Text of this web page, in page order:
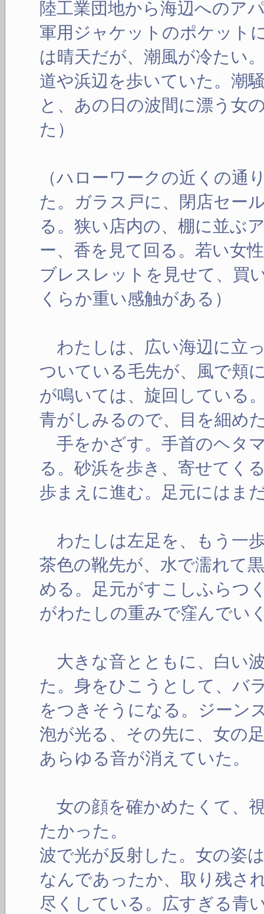
陸工業団地から海辺へのア
軍用ジャケットのポケット
は晴天だが、潮風が冷たい
道や浜辺を歩いていた。潮
と、あの日の波間に漂う女
た）
（ハローワークの近くの通
た。ガラス戸に、閉店セー
る。狭い店内の、棚に並ぶ
ー、香を見て回る。若い女
ブレスレットを見せて、買
くらか重い感触がある）
わたしは、広い海辺に立
ついている毛先が、風で頬
が鳴いては、旋回している
青がしみるので、目を細め
手をかざす。手首のヘタ
る。砂浜を歩き、寄せてく
歩まえに進む。足元にはま
わたしは左足を、もう一
茶色の靴先が、水で濡れて
める。足元がすこしふらつ
がわたしの重みで窪んでい
大きな音とともに、白い
た。身をひこうとして、バ
をつきそうになる。ジーン
泡が光る、その先に、女の
あらゆる音が消えていた。
女の顔を確かめたくて、
たかった。
波で光が反射した。女の姿
なんであったか、取り残さ
尽くしている。広すぎる青